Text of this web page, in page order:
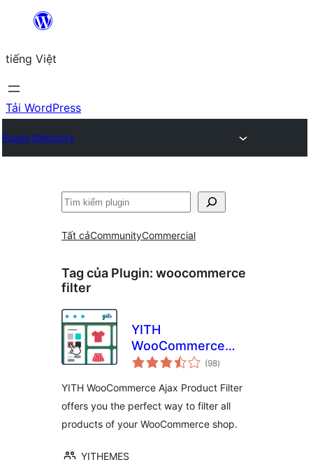
Chuyển
phần
nội
dung
tiếng Việt
Tải WordPress
Plugin Directory
Tìm
Tất cảCommunityCommercial
Tag của Plugin: woocommerce
filter
YITH
WooCommerce
Ajax Product Filter
(98tổng
đánh
)
YITH WooCommerce Ajax Product Filter
offers you the perfect way to filter all
products of your WooCommerce shop.
YITHEMES